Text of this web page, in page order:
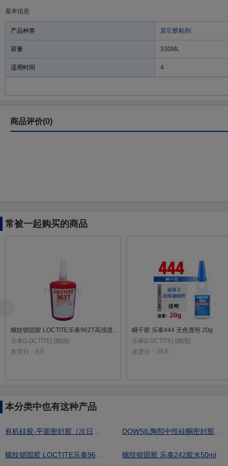
基本信息
产品种类 其它胶粘剂
容量 330ML
适用时间 4
商品评价(0)
常被一起购买的商品
螺纹锁固胶 LOCTITE乐泰962T高强度触变型螺纹锁固胶
乐泰(LOCTITE) [德国]
发货日： 8天
瞬干胶 乐泰444 无色透明 20g
乐泰(LOCTITE) [德国]
发货日： 38天
本分类中也有这种产品
螺纹锁固胶 乐泰242胶水50ml